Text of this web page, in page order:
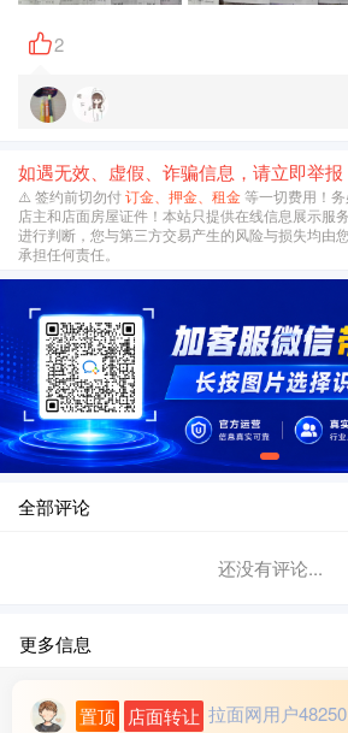
2
如遇无效、虚假、诈骗信息，请立即举报
⚠️ 签约前切勿付订金、押金、租金等一切费用！
店主和店面房屋证件！本站只提供在线信息展示服
进行判断，您与第三方交易产生的风险与损失均由
承担任何责任。
全部评论
还没有评论...
更多信息
置顶 店面转让 拉面网用户482503...